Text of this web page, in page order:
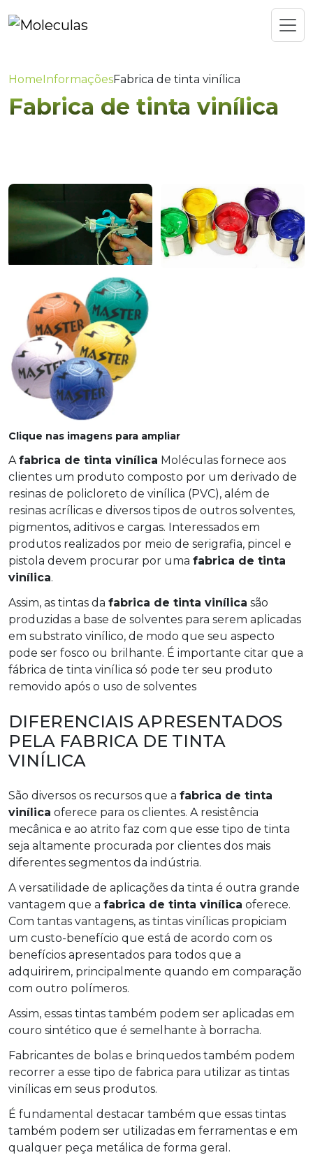
Home InformaçõesFabrica de tinta vinílica
Fabrica de tinta vinílica
Clique nas imagens para ampliar
A fabrica de tinta vinílica Moléculas fornece aos
clientes um produto composto por um derivado de
resinas de policloreto de vinílica (PVC), além de
resinas acrílicas e diversos tipos de outros solventes,
pigmentos, aditivos e cargas. Interessados em
produtos realizados por meio de serigrafia, pincel e
pistola devem procurar por uma fabrica de tinta
vinílica.
Assim, as tintas da fabrica de tinta vinílica são
produzidas a base de solventes para serem aplicadas
em substrato vinílico, de modo que seu aspecto
pode ser fosco ou brilhante. É importante citar que a
fábrica de tinta vinílica só pode ter seu produto
removido após o uso de solventes
DIFERENCIAIS APRESENTADOS
PELA FABRICA DE TINTA
VINÍLICA
São diversos os recursos que a fabrica de tinta
vinílica oferece para os clientes. A resistência
mecânica e ao atrito faz com que esse tipo de tinta
seja altamente procurada por clientes dos mais
diferentes segmentos da indústria.
A versatilidade de aplicações da tinta é outra grande
vantagem que a fabrica de tinta vinílica oferece.
Com tantas vantagens, as tintas vinílicas propiciam
um custo-benefício que está de acordo com os
benefícios apresentados para todos que a
adquirirem, principalmente quando em comparação
com outro polímeros.
Assim, essas tintas também podem ser aplicadas em
couro sintético que é semelhante à borracha.
Fabricantes de bolas e brinquedos também podem
recorrer a esse tipo de fabrica para utilizar as tintas
vinílicas em seus produtos.
É fundamental destacar também que essas tintas
também podem ser utilizadas em ferramentas e em
qualquer peça metálica de forma geral.